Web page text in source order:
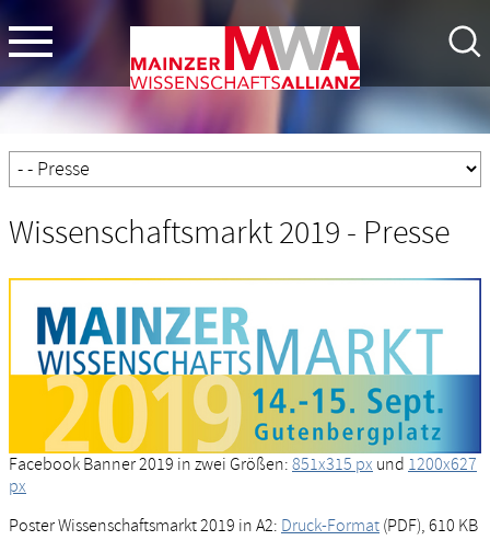
Wissenschaftsmarkt 2019 - Presse
Facebook Banner 2019 in zwei Größen: 851x315 px und 1200x627
px
Poster Wissenschaftsmarkt 2019 in A2: Druck-Format (PDF), 610 KB